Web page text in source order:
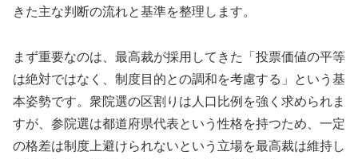
きた主な判断の流れと基準を整理します。
まず重要なのは、最高裁が採用してきた「投票価値の平等
は絶対ではなく、制度目的との調和を考慮する」という基
本姿勢です。衆院選の区割りは人口比例を強く求められま
すが、参院選は都道府県代表という性格を持つため、一定
の格差は制度上避けられないという立場を最高裁は維持し